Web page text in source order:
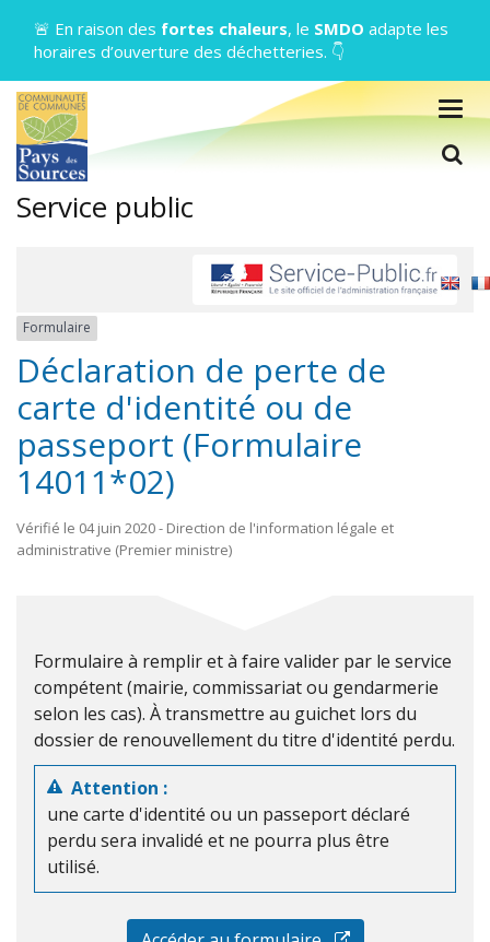
🚨 En raison des fortes chaleurs, le SMDO adapte les
horaires d’ouverture des déchetteries. 👇
Service public
Formulaire
Déclaration de perte de
carte d'identité ou de
passeport (Formulaire
14011*02)
Vérifié le 04 juin 2020 - Direction de l'information légale et
administrative (Premier ministre)
Formulaire à remplir et à faire valider par le service
compétent (mairie, commissariat ou gendarmerie
selon les cas). À transmettre au guichet lors du
dossier de renouvellement du titre d'identité perdu.
Attention :
une carte d'identité ou un passeport déclaré
perdu sera invalidé et ne pourra plus être
utilisé.